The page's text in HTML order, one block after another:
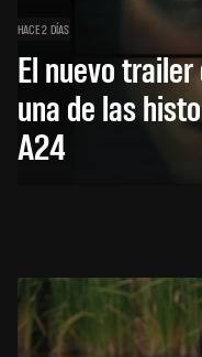
HACE 2 DÍAS
El nuevo
una de las
A24